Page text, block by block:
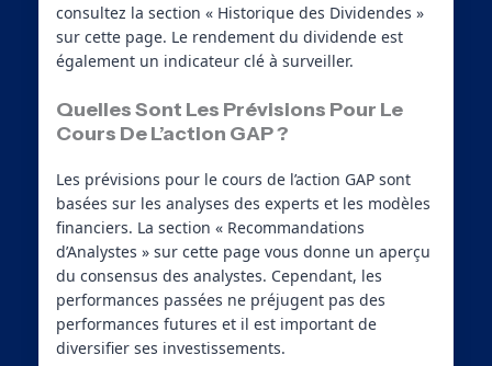
consultez la section « Historique des Dividendes »
sur cette page. Le rendement du dividende est
également un indicateur clé à surveiller.
Quelles Sont Les Prévisions Pour Le
Cours De L’action GAP ?
Les prévisions pour le cours de l’action GAP sont
basées sur les analyses des experts et les modèles
financiers. La section « Recommandations
d’Analystes » sur cette page vous donne un aperçu
du consensus des analystes. Cependant, les
performances passées ne préjugent pas des
performances futures et il est important de
diversifier ses investissements.